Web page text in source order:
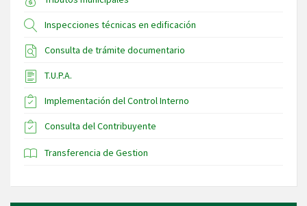
Inspecciones técnicas en edificación
Consulta de trámite documentario
T.U.P.A.
Implementación del Control Interno
Consulta del Contribuyente
Transferencia de Gestion